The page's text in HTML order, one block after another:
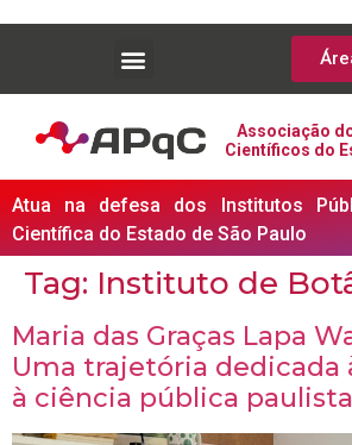
Associação
Científicos do
Atua na defesa dos Institutos
Científica do Estado de São Paulo
Tag: Instituto de
Maria das Graças Lapa
Uma trajetória dedicada
à ciência pública paulista